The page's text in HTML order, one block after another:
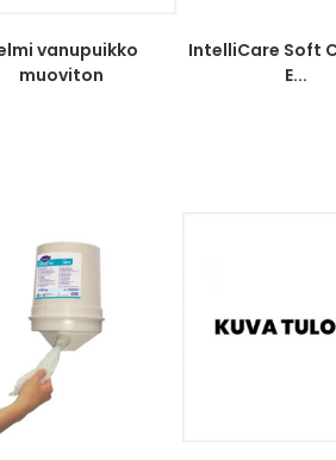
vanupuikko
muoviton
IntelliCare Soft
E...